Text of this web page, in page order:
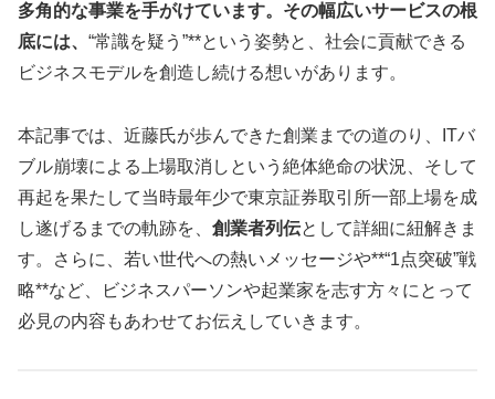
多角的な事業を手がけています。その幅広いサービスの根
底には、 “常識を疑う”**という姿勢と、社会に貢献できる
ビジネスモデルを創造し続ける想いがあります。
本記事では、近藤氏が歩んできた創業までの道のり、ITバ
ブル崩壊による上場取消しという絶体絶命の状況、そして
再起を果たして当時最年少で東京証券取引所一部上場を成
し遂げるまでの軌跡を、 創業者列伝として詳細に紐解きま
す。さらに、若い世代への熱いメッセージや**“1点突破”戦
略**など、ビジネスパーソンや起業家を志す方々にとって
必見の内容もあわせてお伝えしていきます。